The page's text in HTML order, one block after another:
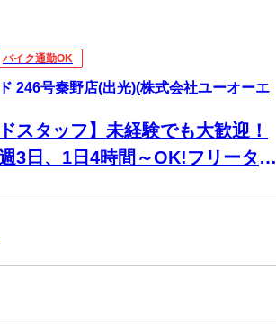
バイク通勤OK
246号秦野店(出光)(株式会社ユーオーエ
スタッフ】未経験でも大歓迎！
3日、1日4時間～OK!フリーター/